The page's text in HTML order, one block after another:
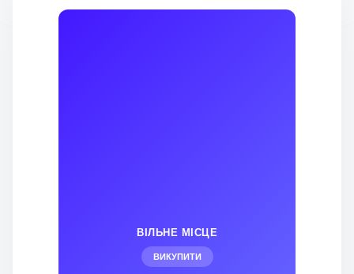
ВІЛЬНЕ МІСЦЕ
ВИКУПИТИ